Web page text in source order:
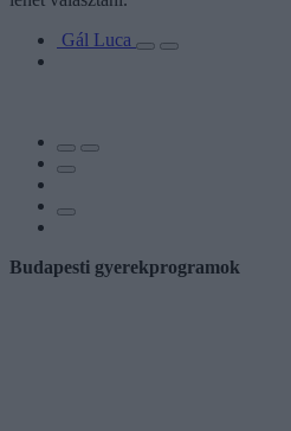
Gál Luca
Budapesti gyerekprogramok